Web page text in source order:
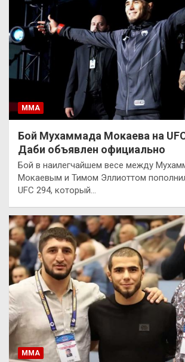
ММА
Бой Мухаммада Мокаева на
Даби объявлен официально
Бой в наилегчайшем весе между
Мокаевым и Тимом Эллиоттом
UFC 294, который…
ММА